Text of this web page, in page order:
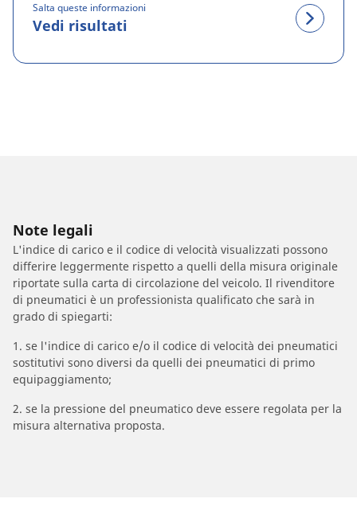
Salta queste informazioni
Vedi risultati
Note legali
L'indice di carico e il codice di velocità visualizzati possono
differire leggermente rispetto a quelli della misura originale
riportate sulla carta di circolazione del veicolo. Il rivenditore
di pneumatici è un professionista qualificato che sarà in
grado di spiegarti:
1. se l'indice di carico e/o il codice di velocità dei pneumatici
sostitutivi sono diversi da quelli dei pneumatici di primo
equipaggiamento;
2. se la pressione del pneumatico deve essere regolata per la
misura alternativa proposta.